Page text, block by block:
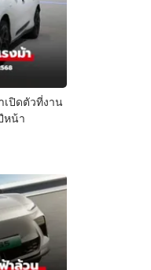
เปิดตัวที่งาน
หน้า